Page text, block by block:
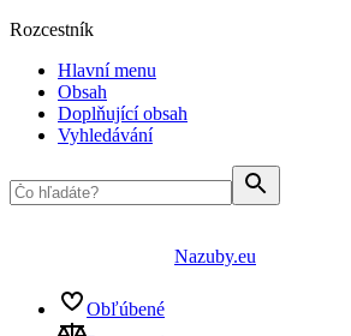
Rozcestník
Hlavní menu
Obsah
Doplňující obsah
Vyhledávání
Nazuby.eu
Obľúbené